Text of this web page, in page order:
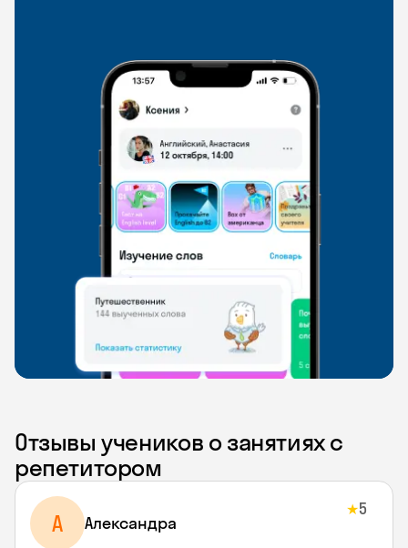
Отзывы учеников о занятиях с
репетитором
A Aлександра
★5